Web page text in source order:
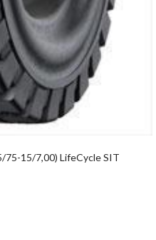
75-15/7,00) LifeCycle SIT